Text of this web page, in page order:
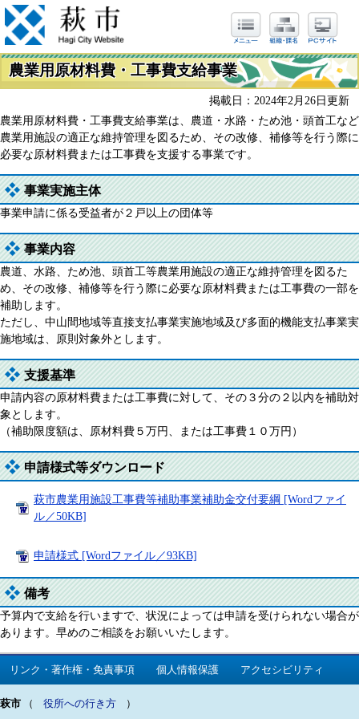
農業用原材料費・工事費支給事業
掲載日：2024年2月26日更新
農業用原材料費・工事費支給事業は、農道・水路・ため池・頭首工など
農業用施設の適正な維持管理を図るため、その改修、補修等を行う際に
必要な原材料費または工事費を支援する事業です。
事業実施主体
事業申請に係る受益者が２戸以上の団体等
事業内容
農道、水路、ため池、頭首工等農業用施設の適正な維持管理を図るた
め、その改修、補修等を行う際に必要な原材料費または工事費の一部を
補助します。
ただし、中山間地域等直接支払事業実施地域及び多面的機能支払事業実
施地域は、原則対象外とします。
支援基準
申請内容の原材料費または工事費に対して、その３分の２以内を補助対
象とします。
（補助限度額は、原材料費５万円、または工事費１０万円）
申請様式等ダウンロード
萩市農業用施設工事費等補助事業補助金交付要綱 [Wordファイ
ル／50KB]
申請様式 [Wordファイル／93KB]
備考
予算内で支給を行いますで、状況によっては申請を受けられない場合が
あります。早めのご相談をお願いいたします。
リンク・著作権・免責事項 個人情報保護 アクセシビリティ
萩市 （ 役所への行き方 ）